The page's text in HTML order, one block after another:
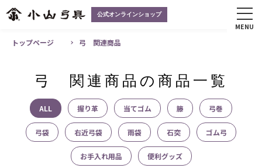
MENU
公式オンラインショップ
トップページ 弓 関連商品
弓 関連商品の商品一覧
ALL 握り革 当てゴム 籐 弓巻
弓袋 右近弓袋 雨袋 石突 ゴム弓
お手入れ用品 便利グッズ